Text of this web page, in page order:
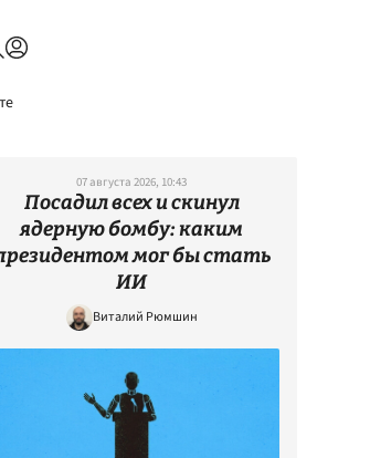
07 августа 2026, 10:43
Посадил всех и скинул
ядерную бомбу: каким
мог бы стать
ИИ
Виталий Рюмшин